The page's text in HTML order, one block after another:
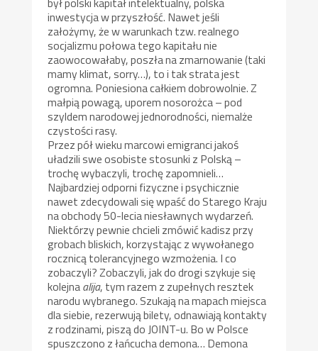
inwestycja w przyszłość. Nawet jeśli
założymy, że w warunkach tzw. realnego
socjalizmu połowa tego kapitału nie
zaowocowałaby, poszła na zmarnowanie (taki
mamy klimat, sorry…), to i tak strata jest
ogromna. Poniesiona całkiem dobrowolnie. Z
małpią powagą, uporem nosorożca – pod
szyldem narodowej jednorodności, niemalże
czystości rasy.
Przez pół wieku marcowi emigranci jakoś
uładzili swe osobiste stosunki z Polską –
trochę wybaczyli, trochę zapomnieli…
Najbardziej odporni fizyczne i psychicznie
nawet zdecydowali się wpaść do Starego Kraju
na obchody 50-lecia niesławnych wydarzeń.
Niektórzy pewnie chcieli zmówić kadisz przy
grobach bliskich, korzystając z wywołanego
rocznicą tolerancyjnego wzmożenia. I co
zobaczyli? Zobaczyli, jak do drogi szykuje się
kolejnaalija, tym razem z zupełnych resztek
narodu wybranego. Szukają na mapach miejsca
dla siebie, rezerwują bilety, odnawiają kontakty
z rodzinami, piszą do JOINT-u. Bo w Polsce
spuszczono z łańcucha demona… Demona